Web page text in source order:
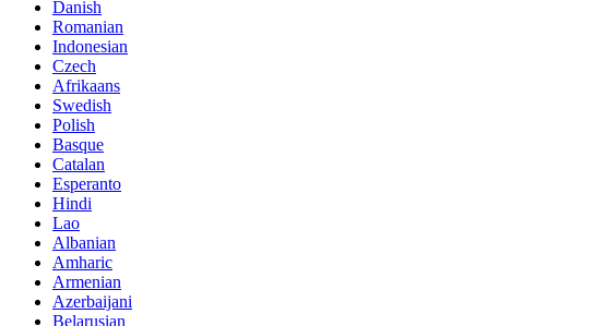
Danish
Romanian
Indonesian
Czech
Afrikaans
Swedish
Polish
Basque
Catalan
Esperanto
Hindi
Lao
Albanian
Amharic
Armenian
Azerbaijani
Belarusian